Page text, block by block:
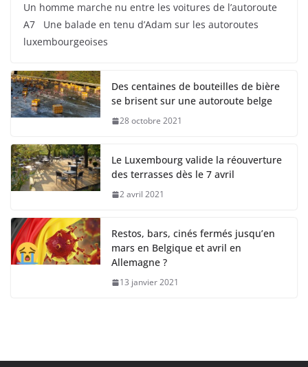
Un homme marche nu entre les voitures de l’autoroute
A7 Une balade en tenu d’Adam sur les autoroutes
luxembourgeoises
Des centaines de bouteilles de bière
se brisent sur une autoroute belge
28 octobre 2021
Le Luxembourg valide la réouverture
des terrasses dès le 7 avril
2 avril 2021
Restos, bars, cinés fermés jusqu’en
mars en Belgique et avril en
Allemagne ?
13 janvier 2021